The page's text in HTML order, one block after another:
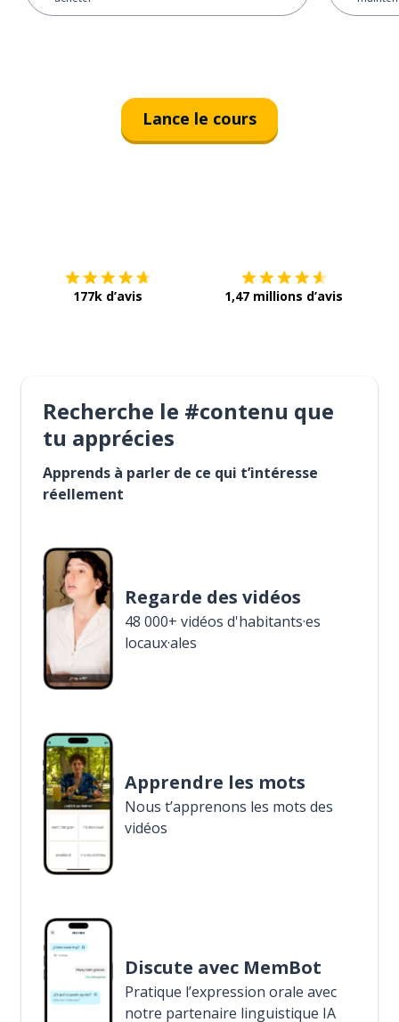
Lance le cours
177k d’avis 1,47 millions d’avis
Recherche le #contenu que
tu apprécies
Apprends à parler de ce qui t’intéresse
réellement
Regarde des vidéos
48 000+ vidéos d'habitants·es
locaux·ales
Apprendre les mots
Nous t’apprenons les mots des
vidéos
Discute avec MemBot
Pratique l’expression orale avec
notre partenaire linguistique IA